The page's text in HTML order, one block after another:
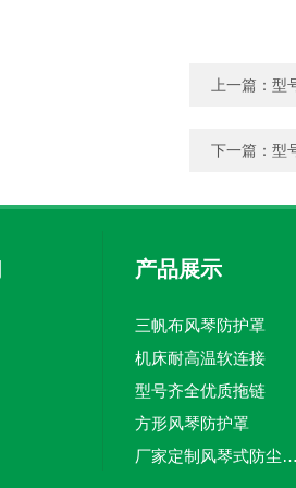
上一篇： 型
下一篇： 型
产品展示
三帆布风琴防护罩
机床耐高温软连接
型号齐全优质拖链
方形风琴防护罩
厂家定制风琴式